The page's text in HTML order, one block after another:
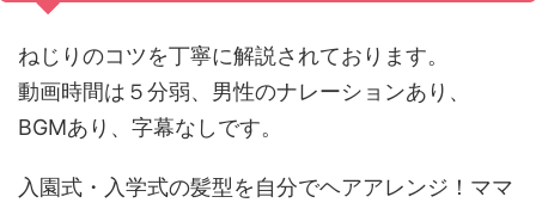
ねじりのコツを丁寧に解説されております。
動画時間は５分弱、男性のナレーションあり、
BGMあり、字幕なしです。
入園式・入学式の髪型を自分でヘアアレンジ！ママ